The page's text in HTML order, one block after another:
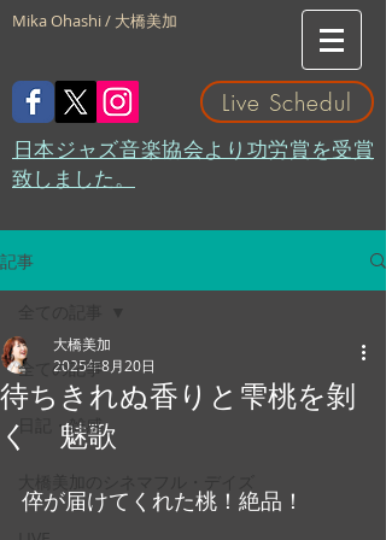
Mika Ohashi / 大橋美加
Live Schedul
​日本ジャズ音楽協会より功労賞を受賞
致しました。
記事
全ての記事
日記・雑感
待ちきれぬ香りと雫桃を剝
く 魅歌
大橋美加
2025年8月20日
倅が届けてくれた桃！絶品！